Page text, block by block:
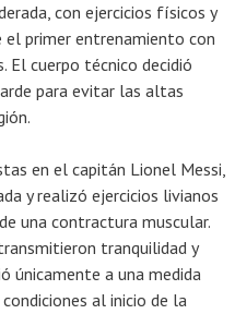
con ejercicios físicos y
primer entrenamiento con
cuerpo técnico decidió
para evitar las altas
en el capitán Lionel Messi,
y realizó ejercicios livianos
una contractura muscular.
tranquilidad y
únicamente a una medida
al inicio de la